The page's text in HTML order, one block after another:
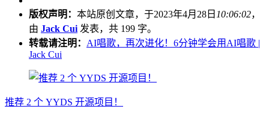
版权声明： 本站原创文章，于2023年4月28日 10:06:02，
由 Jack Cui 发表，共 199 字。
转载请注明： AI唱歌，再次进化！6分钟学会用AI唱歌 |
Jack Cui
推荐 2 个 YYDS 开源项目！